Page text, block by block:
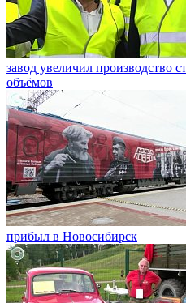
завод увеличил производство
объёмов
прибыл в Новосибирск